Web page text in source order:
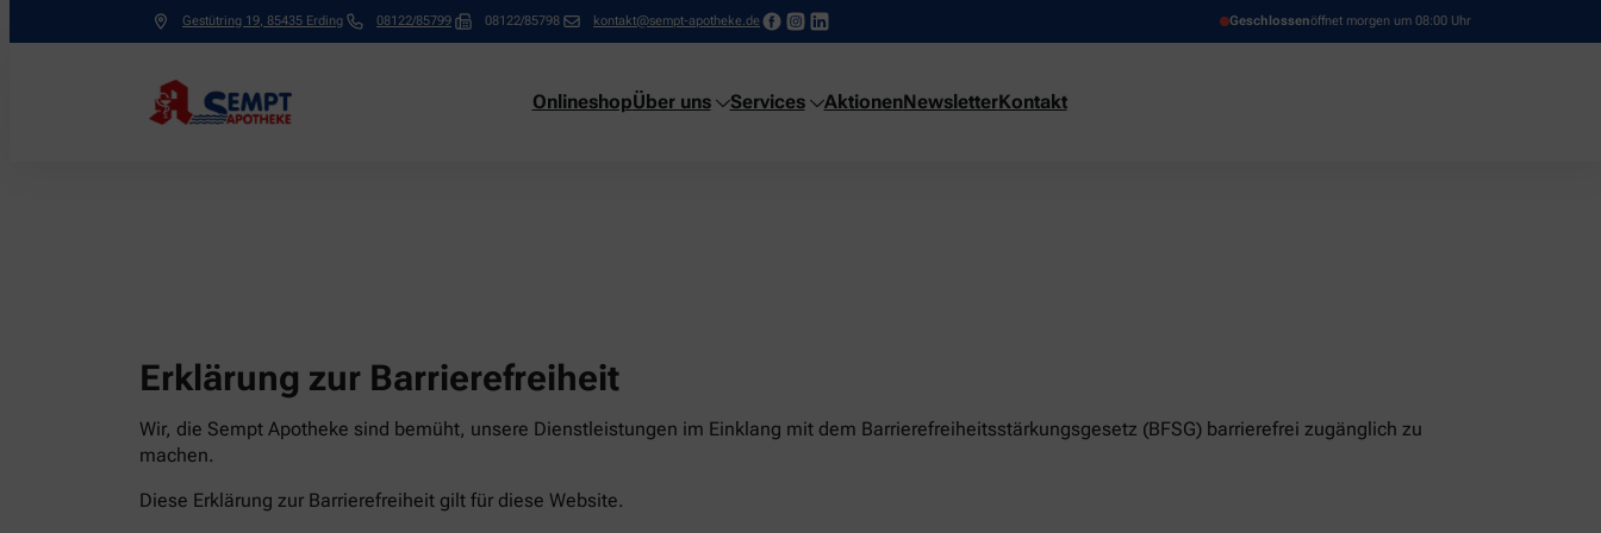
Gestütring 19, 85435 Erding 08122/85799 08122/85798 kontakt@sempt-apotheke.de Geschlossenöffnet morgen um 08:00 Uhr
OnlineshopÜber uns Services AktionenNewsletterKontakt
Erklärung zur Barrierefreiheit
Wir, die Sempt Apotheke sind bemüht, unsere Dienstleistungen im Einklang mit dem Barrierefreiheitsstärkungsgesetz (BFSG) barrierefrei zugänglich zu
machen.
Diese Erklärung zur Barrierefreiheit gilt für diese Website.